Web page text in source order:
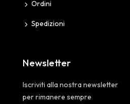
Ordini
Spedizioni
Newsletter
Iscriviti alla nostra newsletter
per rimanere sempre